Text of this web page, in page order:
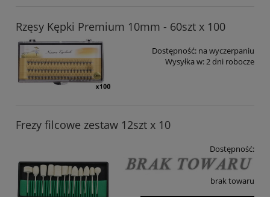
Rzęsy Kępki Premium 10mm - 60szt x 100
Dostępność: na wyczerpaniu
Wysyłka w:2 dni robocze
Frezy filcowe zestaw 12szt x 10
Dostępność:
brak towaru